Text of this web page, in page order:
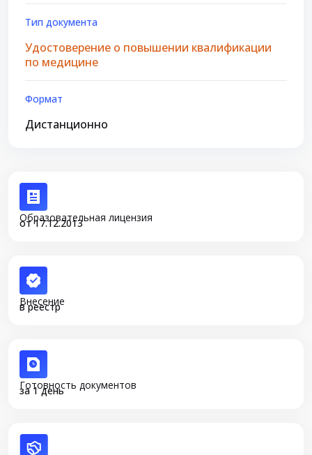
Тип документа
Удостоверение о повышении квалификации
по медицине
Формат
Дистанционно
Образовательная лицензия
от 17.12.2013
Внесение
в реестр
Готовность документов
за 1 день